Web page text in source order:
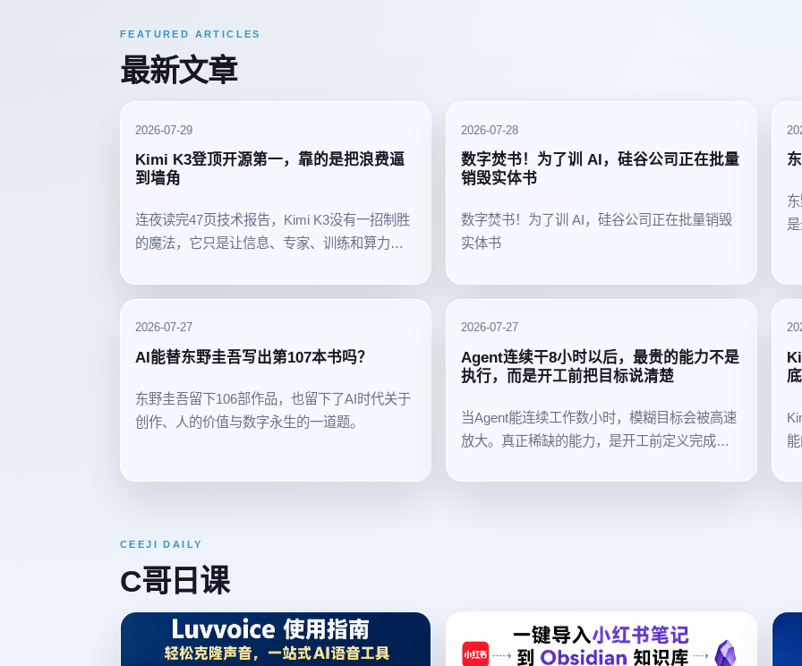
FEATURED ARTICLES
最新文章
2026-07-29
Kimi K3登顶开源第一，靠的是把浪费逼
到墙角
连夜读完47页技术报告，Kimi K3没有一招制胜
的魔法，它只是让信息、专家、训练和算力都
2026-07-28
数字焚书！为了训 AI，硅谷公司正在批量
销毁实体书
数字焚书！为了训 AI，硅谷公司正在批量销毁
实体书
2026-07-27
AI能替东野圭吾写出第107本书吗？
东野圭吾留下106部作品，也留下了AI时代关于
创作、人的价值与数字永生的一道题。
2026-07-27
Agent连续干8小时以后，最贵的能力不是
执行，而是开工前把目标说清楚
当Agent能连续工作数小时，模糊目标会被高速
放大。真正稀缺的能力，是开工前定义完成
CEEJI DAILY
C哥日课